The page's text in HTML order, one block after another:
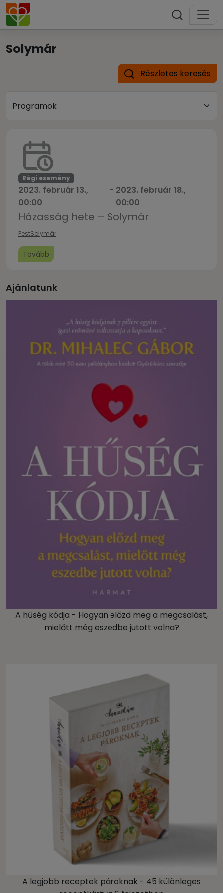
Solymár
Részletes keresés
Régi esemény
2023. február 13.,
00:00
- 2023. február 18.,
00:00
Házasság hete – Solymár
PestSolymár
Tovább
Ajánlatunk
A hűség kódja - Hogyan előzd meg a megcsalást,
mielőtt még eszedbe jutott volna?
A legjobb receptek pároknak - 45 különleges